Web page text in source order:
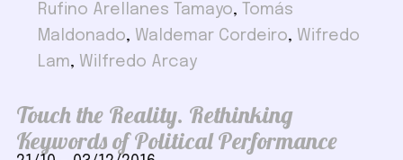
Rufino Arellanes Tamayo,
Tomás
Maldonado, Waldemar Cordeiro, Wifredo
Lam, Wilfredo Arcay
Touch the Reality. Rethinking
Keywords of Political Performance